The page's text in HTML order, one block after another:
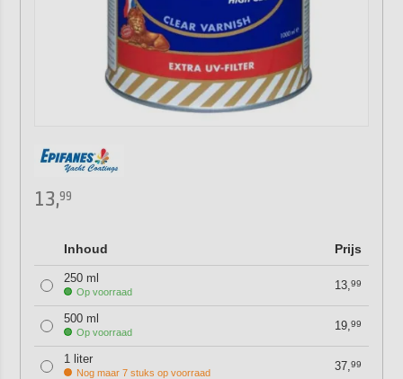
13,99
Inhoud Prijs
250 ml
Op voorraad 13,99
500 ml
Op voorraad 19,99
1 liter
Nog maar 7 stuks op voorraad 37,99